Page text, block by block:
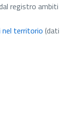
registro ambiti
nel territorio (dati